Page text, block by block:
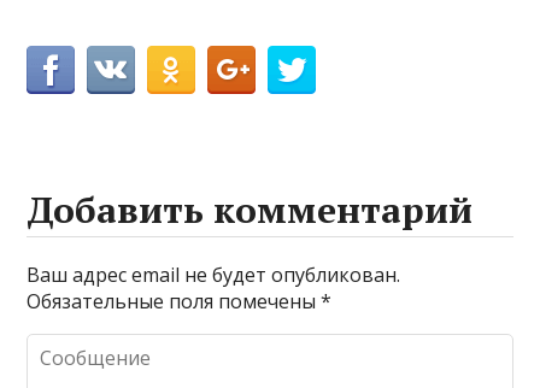
Добавить комментарий
Ваш адрес email не будет опубликован.
Обязательные поля помечены*